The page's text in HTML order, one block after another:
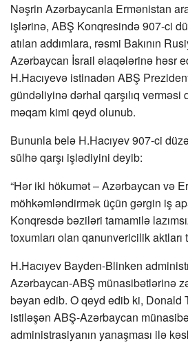
Nəşrin Azərbaycanla Ermənistan
işlərinə, ABŞ Konqresində 907-ci
atılan addımlara, rəsmi Bakının
Azərbaycan İsrail əlaqələrinə həsr
H.Hacıyevə istinadən ABŞ
gündəliyinə dərhal qarşılıq verməsi
məqam kimi qeyd olunub.
Bununla belə H.Hacıyev 907-ci
sülhə qarşı işlədiyini deyib:
“Hər iki hökumət – Azərbaycan və
möhkəmləndirmək üçün gərgin iş
Konqresdə bəziləri tamamilə
toxumları olan qanunvericilik aktları
H.Hacıyev Bayden-Blinken
Azərbaycan-ABŞ münasibətlərinə
bəyan edib. O qeyd edib ki, Donald
istiləşən ABŞ-Azərbaycan
administrasiyanın yanaşması ilə